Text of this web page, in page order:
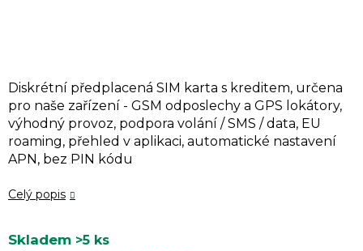
Diskrétní předplacená SIM karta s kreditem, určena
pro naše zařízení - GSM odposlechy a GPS lokátory,
výhodný provoz, podpora volání / SMS / data, EU
roaming, přehled v aplikaci, automatické nastavení
APN, bez PIN kódu
Celý popis
Skladem >5 ks